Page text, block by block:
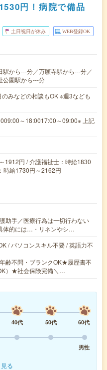
円！病院で備品
土日祝日が休み WEB登録OK
から---分／万願寺駅から---分／
公園駅から---分
みなどの相談もOK ※週3なども
～18:0017:00～09:00※ 上記
1912円 / 介護福祉士：時給1830
時給1730円～2162円
助手／医療行為は一切行わない
体的には…・リネンやシ…
/ パソコンスキル不要 / 英語力不
齢不問・ブランクOK★履歴書不
）★社会保険完備＼…
40代 50代
60代
男性
る